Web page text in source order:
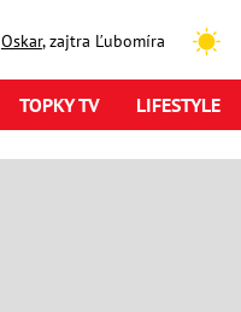
Oskar, zajtra Ľubomíra
TOPKY TV LIFESTYLE